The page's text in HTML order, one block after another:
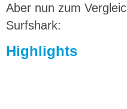
Aber nun zum
Surfshark:
Highlights